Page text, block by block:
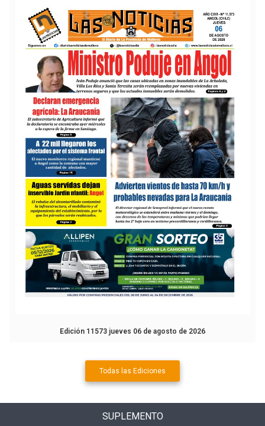
Edición 11573 jueves 06 de agosto de 2026
Todas las Ediciones
SUPLEMENTO